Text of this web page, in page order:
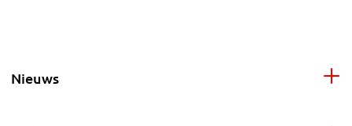
Nieuws